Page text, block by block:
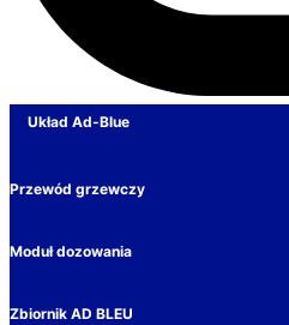
Układ Ad-Blue
Przewód grzewczy
Moduł dozowania
Zbiornik AD BLEU